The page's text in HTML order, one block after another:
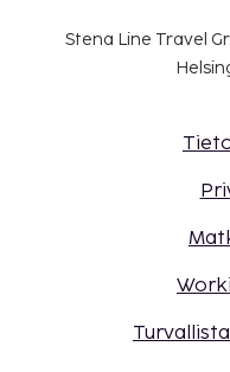
Stena Line Travel